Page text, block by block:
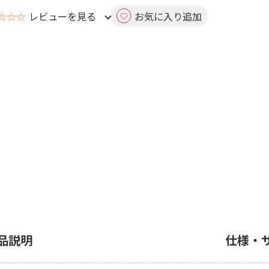
レビューを見る お気に入り追加
説明 仕様・